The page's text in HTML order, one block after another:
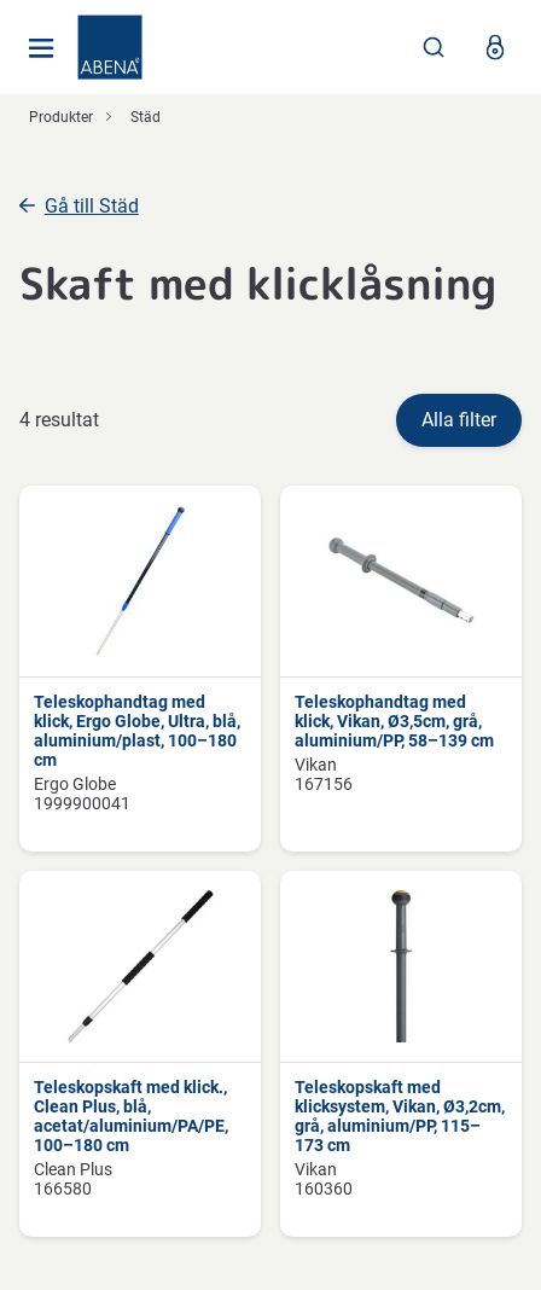
Produkter Städ
Gå till Städ
Skaft med klicklåsning
4 resultat Alla filter
Teleskophandtag med
klick, Ergo Globe, Ultra, blå,
aluminium/plast, 100–180
cm
Ergo Globe
1999900041
Teleskophandtag med
klick, Vikan, Ø3,5cm, grå,
aluminium/PP, 58–139 cm
Vikan
167156
Teleskopskaft med klick.,
Clean Plus, blå,
acetat/aluminium/PA/PE,
100–180 cm
Clean Plus
166580
Teleskopskaft med
klicksystem, Vikan, Ø3,2cm,
grå, aluminium/PP, 115–
173 cm
Vikan
160360